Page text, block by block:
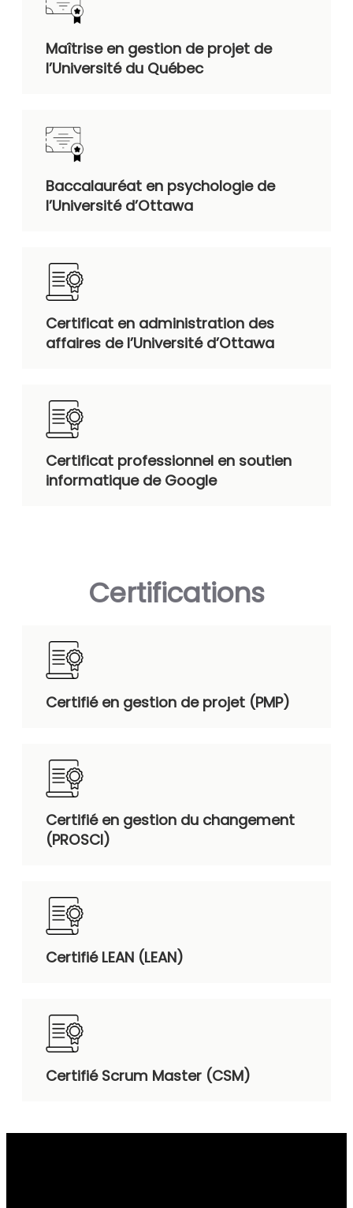
Maîtrise en gestion de projet de
l’Université du Québec
Baccalauréat en psychologie de
l’Université d’Ottawa
Certificat en administration des
affaires de l’Université d’Ottawa
Certificat professionnel en soutien
informatique de Google
Certifications
Certifié en gestion de projet (PMP)
Certifié en gestion du changement
(PROSCI)
Certifié LEAN (LEAN)
Certifié Scrum Master (CSM)